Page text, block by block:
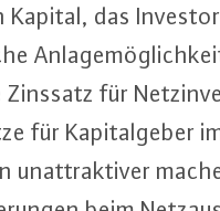
Kapital, das
für
für Ka­pi­tal­ge­ber
un­at­trak­ti­ver